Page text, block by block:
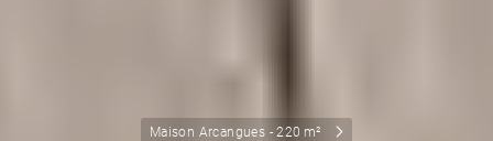
Maison Arcangues - 220 m²